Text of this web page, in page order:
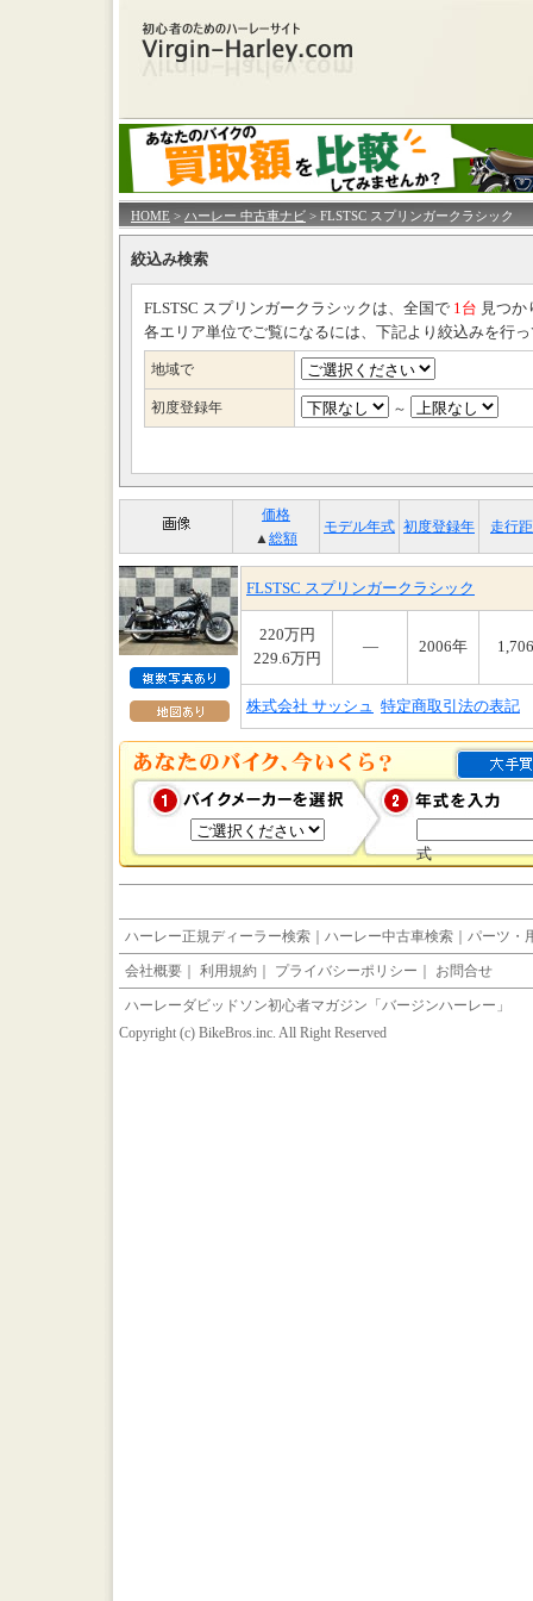
HOME > ハーレー 中古車ナビ > FLSTSC スプリンガークラシック
絞込み検索
FLSTSC スプリンガークラシックは、全国で 1台 見つか
各エリア単位でご覧になるには、下記より絞込みを行
地域で
初度登録年 ～
価格
▲ 総額
モデル年式 初度登録年 走行
FLSTSC スプリンガークラシック
220万円
229.6万円
― 2006年
株式会社 サッシュ 特定商取引法の表記
式
ハーレー正規ディーラー検索 ｜ ハーレー中古車検索 ｜ パーツ・
会社概要 ｜ 利用規約 ｜ プライバシーポリシー ｜ お問合せ
ハーレーダビッドソン初心者マガジン「バージンハーレー」
Copyright (c) BikeBros.inc. All Right Reserved